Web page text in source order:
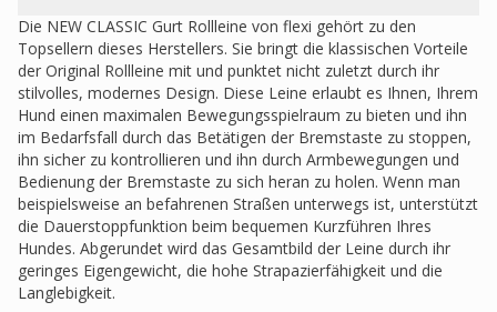
Die NEW CLASSIC Gurt Rollleine von flexi gehört zu den
Topsellern dieses Herstellers. Sie bringt die klassischen Vorteile
der Original Rollleine mit und punktet nicht zuletzt durch ihr
stilvolles, modernes Design. Diese Leine erlaubt es Ihnen, Ihrem
Hund einen maximalen Bewegungsspielraum zu bieten und ihn
im Bedarfsfall durch das Betätigen der Bremstaste zu stoppen,
ihn sicher zu kontrollieren und ihn durch Armbewegungen und
Bedienung der Bremstaste zu sich heran zu holen. Wenn man
beispielsweise an befahrenen Straßen unterwegs ist, unterstützt
die Dauerstoppfunktion beim bequemen Kurzführen Ihres
Hundes. Abgerundet wird das Gesamtbild der Leine durch ihr
geringes Eigengewicht, die hohe Strapazierfähigkeit und die
Langlebigkeit.